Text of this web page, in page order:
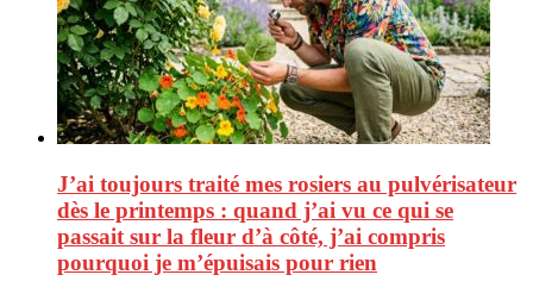
J’ai toujours traité mes rosiers au pulvérisateur
dès le printemps : quand j’ai vu ce qui se
passait sur la fleur d’à côté, j’ai compris
pourquoi je m’épuisais pour rien